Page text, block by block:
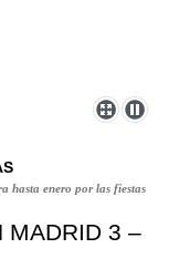
hasta enero por las fiestas
MADRID 3 –